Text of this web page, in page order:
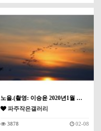
노을.(촬영: 이승윤 2020년1월 …
파주작은갤러리
3878 02-08